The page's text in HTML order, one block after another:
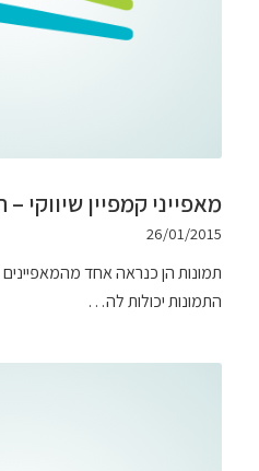
מאפייני קמפיין שיווקי
26/01/2015
תמונות הן כנראה אחד מהמאפיינים
התמונות יכולות לה…